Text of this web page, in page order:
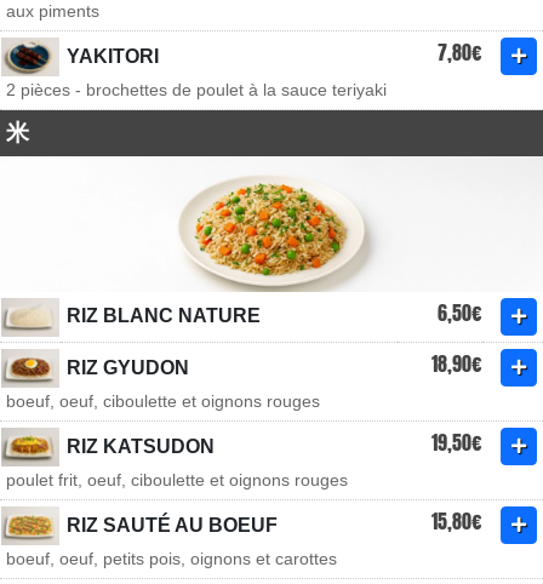
aux piments
YAKITORI 7,80€
2 pièces - brochettes de poulet à la sauce teriyaki
米
RIZ BLANC NATURE 6,50€
RIZ GYUDON 18,90€
boeuf, oeuf, ciboulette et oignons rouges
RIZ KATSUDON 19,50€
poulet frit, oeuf, ciboulette et oignons rouges
RIZ SAUTÉ AU BOEUF 15,80€
boeuf, oeuf, petits pois, oignons et carottes